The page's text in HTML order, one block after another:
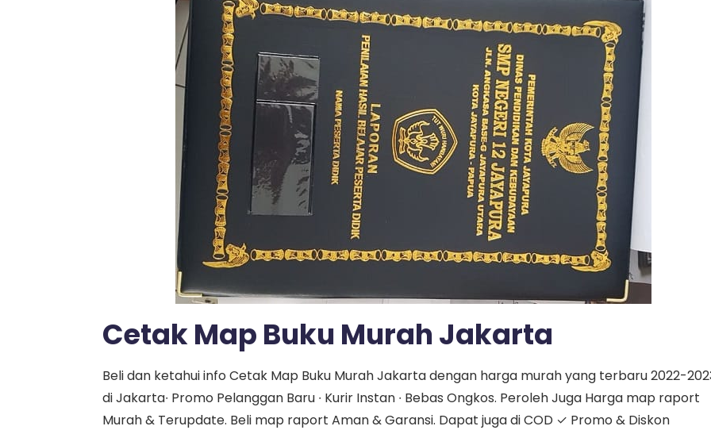
Cetak Map Buku Murah Jakarta
Beli dan ketahui info Cetak Map Buku Murah Jakarta dengan harga murah yang terbaru 2022-
di Jakarta∙ Promo Pelanggan Baru ∙ Kurir Instan ∙ Bebas Ongkos. Peroleh Juga Harga map raport
Murah & Terupdate. Beli map raport Aman & Garansi. Dapat juga di COD ✓ Promo & Diskon